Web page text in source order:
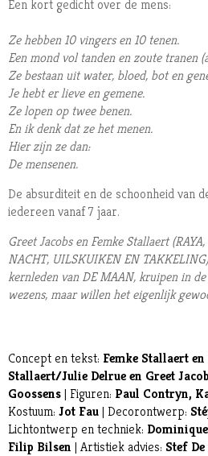
Een kort gedicht over de mens:
Ze hebben 10 vingers en 10 tenen.
Een mond vol tanden en zoute tranen
Ze bestaan uit water, bloed, bot en
Je hebt er lieve en gemene.
Ze lopen op twee benen.
En ik denk dat ze het menen.
Hier zijn ze dan:
De mensenen.
De absurditeit en de schoonheid van
iedereen vanaf 7 jaar.
Greet Jacobs en Femke Stallaert
NACHT, UILSKUIKEN EN
kernleden van DE MAAN, kruipen in
wezens, maar willen het eigenlijk
Concept en tekst: Femke Stallaert
Stallaert/Julie Delrue en Greet
Goossens| Figuren: Paul Contryn,
Kostuum: Jot Fau| Decorontwerp:
Lichtontwerp en techniek:
Filip Bilsen | Artistiek advies: Stef De